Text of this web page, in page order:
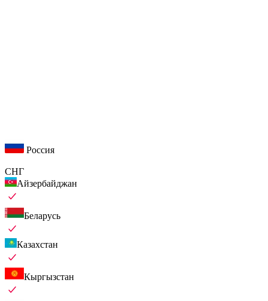
Россия
СНГ
Айзербайджан
Беларусь
Казахстан
Кыргызстан